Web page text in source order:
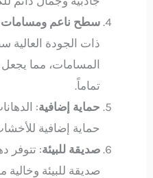
سطح ناعم ومسامات
ذات الجودة العالية
المسامات، مما يجعل
تماماً.
حماية إضافية:
حماية إضافية
صديقة للبيئة: تتوفر
صديقة للبيئة وخالية